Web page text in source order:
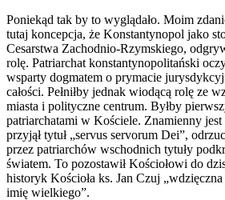
Poniekąd tak by to wyglądało. Moim
tutaj koncepcja, że Konstantynopol jako
Cesarstwa Zachodnio-Rzymskiego,
rolę. Patriarchat konstantynopolitański
wsparty dogmatem o prymacie
całości. Pełniłby jednak wiodącą rolę ze
miasta i polityczne centrum. Byłby
patriarchatami w Kościele. Znamienny
przyjął tytuł „servus servorum Dei”,
przez patriarchów wschodnich tytuły
światem. To pozostawił Kościołowi do
historyk Kościoła ks. Jan Czuj „wdzięczna
imię wielkiego”.